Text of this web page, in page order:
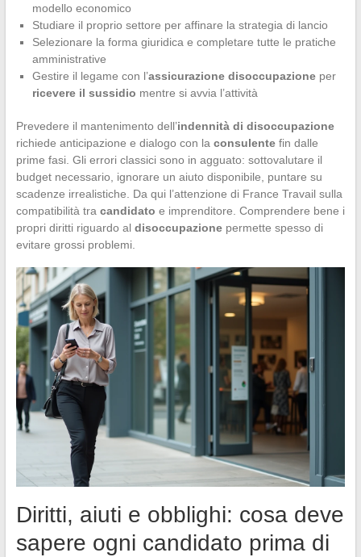
modello economico
Studiare il proprio settore per affinare la strategia di lancio
Selezionare la forma giuridica e completare tutte le pratiche
amministrative
Gestire il legame con l’assicurazione disoccupazioneper
ricevere il sussidio mentre si avvia l’attività
Prevedere il mantenimento dell’indennità di disoccupazione
richiede anticipazione e dialogo con la consulentefin dalle
prime fasi. Gli errori classici sono in agguato: sottovalutare il
budget necessario, ignorare un aiuto disponibile, puntare su
scadenze irrealistiche. Da qui l’attenzione di France Travail sulla
compatibilità tra candidato e imprenditore. Comprendere bene i
propri diritti riguardo al disoccupazionepermette spesso di
evitare grossi problemi.
Diritti, aiuti e obblighi: cosa deve
sapere ogni candidato prima di